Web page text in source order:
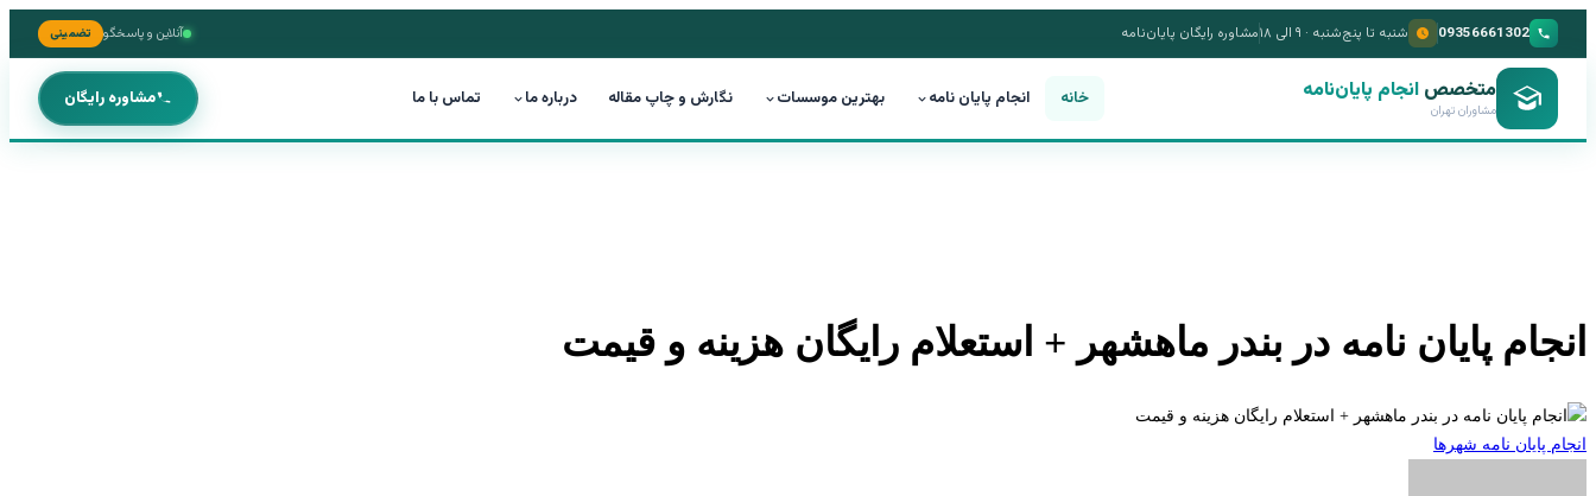
09356661302 شنبه تا پنج‌شنبه · ۹ الی ۱۸ مشاوره رایگان پایان‌نامه آنلاین و پاسخگو تضمینی
متخصص انجام پایان‌نامه
مشاوران تهران خانه انجام پایان نامه بهترین موسسات نگارش و چاپ مقاله درباره ما تماس با ما مشاوره رایگان
انجام پایان نامه در بندر ماهشهر + استعلام رایگان هزینه و قیمت
انجام پایان نامه شهرها